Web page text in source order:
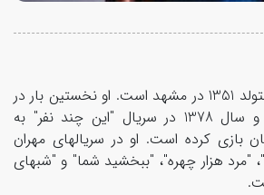
فلامک جنیدی بازیگر متولد 1351 در مشهد است. او نخستین بار در
تلویزیون حضور یافته و سال 1378 در سریال "این چند نفر" به
بازی کرده است. او در سریالهای مهران
"مرد هزار چهره"، "ببخشید شما" و "شبهای